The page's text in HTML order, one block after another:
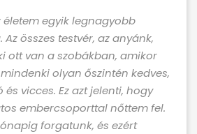
életem egyik legnagyobb
összes testvér, az anyánk,
ott van a szobákban, amikor
olyan őszintén kedves,
vicces. Ez azt jelenti, hogy
embercsoporttal nőttem fel.
forgatunk, és ezért